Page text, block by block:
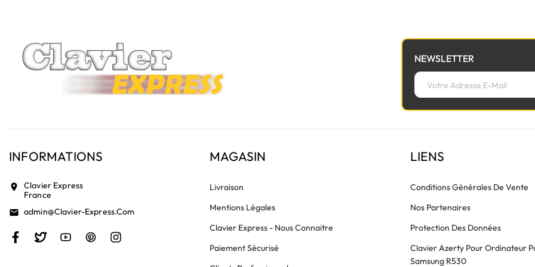
NEWSLETTER
INFORMATIONS
location_on
Clavier Express
France
email Admin@clavier-Express.com
MAGASIN
Livraison
Mentions Légales
Clavier Express - Nous Connaitre
Paiement Sécurisé
LIENS
Conditions Générales De Vente
Nos Partenaires
Protection Des Données
Clavier Azerty Pour Ordinateur
Samsung R530